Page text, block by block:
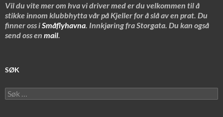
Vil du vite mer om hva vi driver med er du velkommen til å
stikke innom klubbhytta vår på Kjeller for å slå av en prat. Du
finner oss iSmåflyhavna. Innkjøring fra Storgata. Du kan også
send oss en mail.
SØK
Søk
etter: